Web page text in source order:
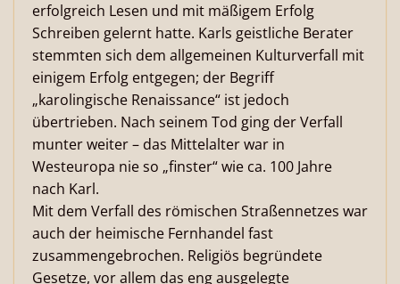
erfolgreich Lesen und mit mäßigem Erfolg
Schreiben gelernt hatte. Karls geistliche Berater
stemmten sich dem allgemeinen Kulturverfall mit
einigem Erfolg entgegen; der Begriff
„karolingische Renaissance“ ist jedoch
übertrieben. Nach seinem Tod ging der Verfall
munter weiter – das Mittelalter war in
Westeuropa nie so „finster“ wie ca. 100 Jahre
nach Karl.
Mit dem Verfall des römischen Straßennetzes war
auch der heimische Fernhandel fast
zusammengebrochen. Religiös begründete
Gesetze, vor allem das eng ausgelegte